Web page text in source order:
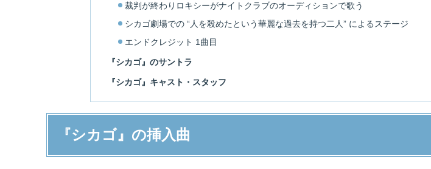
裁判が終わりロキシーがナイトクラブのオーディションで歌う
シカゴ劇場での “人を殺めたという華麗な過去を持つ二人” によるステージ
エンドクレジット 1曲目
『シカゴ』のサントラ
『シカゴ』キャスト・スタッフ
『シカゴ』の挿入曲